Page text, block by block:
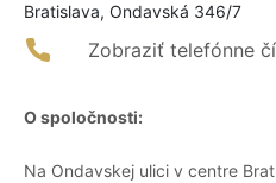
Bratislava, Ondavská 346/7
Zobraziť telefónne
O spoločnosti:
Na Ondavskej ulici v centre